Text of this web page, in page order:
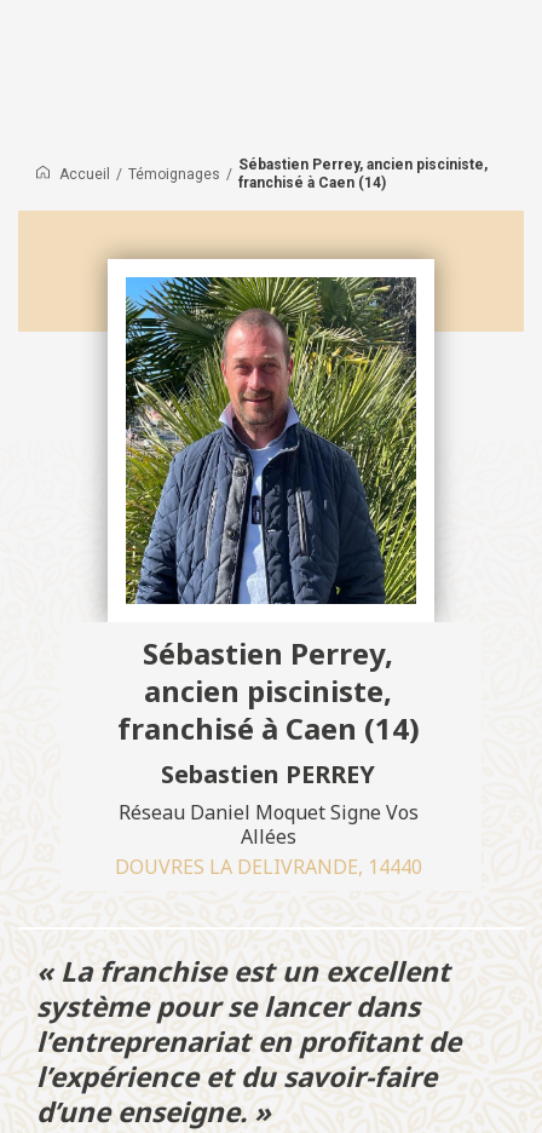
Accueil / Témoignages /
Sébastien Perrey, ancien pisciniste,
franchisé à Caen (14)
Sébastien Perrey,
ancien pisciniste,
franchisé à Caen (14)
Sebastien PERREY
Réseau Daniel Moquet Signe Vos
Allées
DOUVRES LA DELIVRANDE, 14440
« La franchise est un excellent
système pour se lancer dans
l’entreprenariat en profitant de
l’expérience et du savoir-faire
d’une enseigne. »